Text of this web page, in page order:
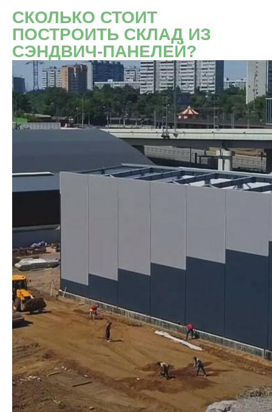
СКОЛЬКО СТОИТ
ПОСТРОИТЬ СКЛАД ИЗ
СЭНДВИЧ-ПАНЕЛЕЙ?